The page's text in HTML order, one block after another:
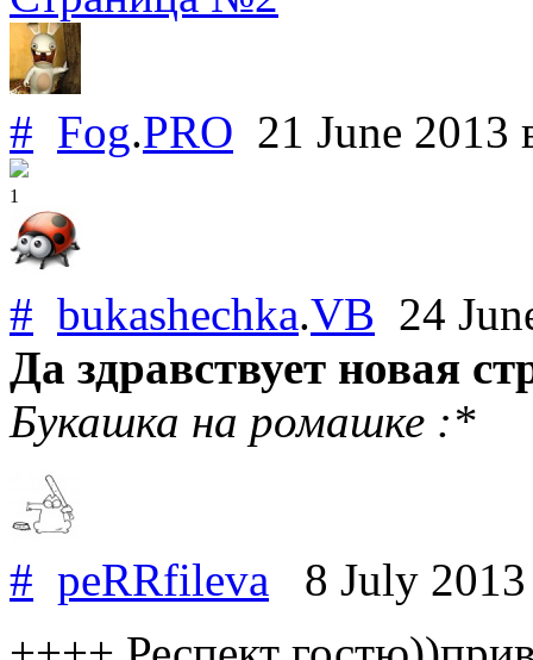
# Fog.PRO 21 June 2013
1
# bukashechka.VB 24
Да здравствует новая
Букашка на ромашке :*
# peRRfileva 8 July